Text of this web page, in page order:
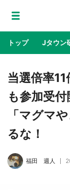
トップ Jタウン
地域×二次元
ラ
公
む
当選倍率
も参加受
「マグマ
るな！
福田 週人